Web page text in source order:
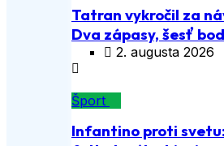
Tatran vykročil za
Dva zápasy, šesť
2. augusta 2026
Šport
Infantino proti